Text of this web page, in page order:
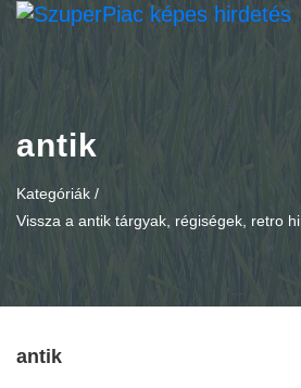
antik
Kategóriák /
Vissza a antik tárgyak, régiségek, retro
antik